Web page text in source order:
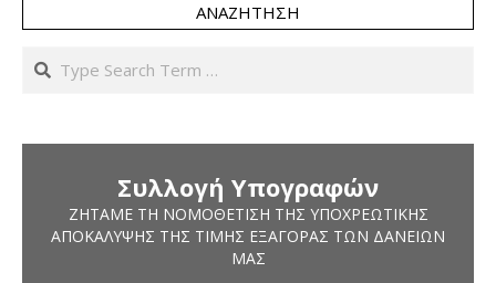
ΑΝΑΖΉΤΗΣΗ
Search
Συλλογή Υπογραφών
ΖΗΤΆΜΕ ΤΗ ΝΟΜΟΘΈΤΙΣΗ ΤΗΣ ΥΠΟΧΡΕΩΤΙΚΉΣ
ΑΠΟΚΆΛΥΨΗΣ ΤΗΣ ΤΙΜΉΣ ΕΞΑΓΟΡΆΣ ΤΩΝ ΔΑΝΕΊΩΝ
ΜΑΣ